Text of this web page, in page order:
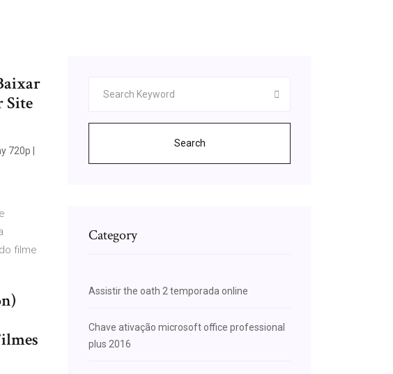
Site
720p |
filme
Search
Category
Assistir the oath 2 temporada online
Chave ativação microsoft office professional
plus 2016